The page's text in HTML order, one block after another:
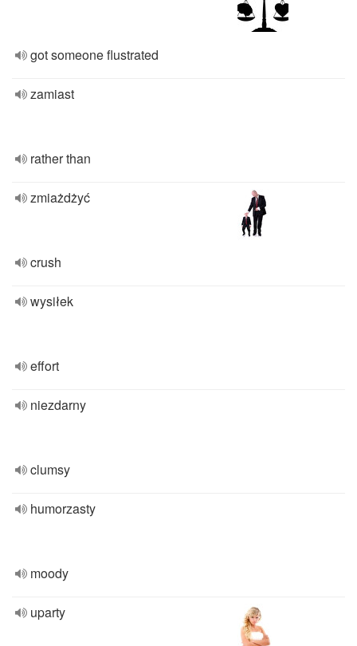
got someone flustrated
zamiast
rather than
zmiażdżyć
crush
wysiłek
effort
niezdarny
clumsy
humorzasty
moody
uparty